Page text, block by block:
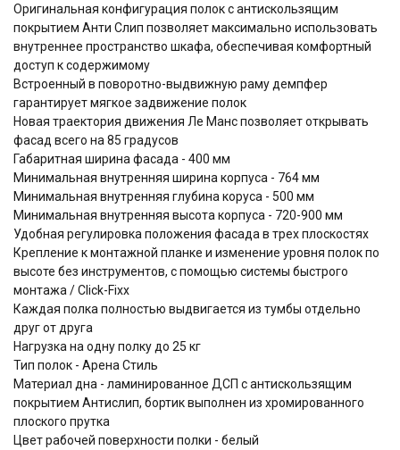
Оригинальная конфигурация полок с антискользящим
покрытием Анти Слип позволяет максимально использовать
внутреннее пространство шкафа, обеспечивая комфортный
доступ к содержимому
Встроенный в поворотно-выдвижную раму демпфер
гарантирует мягкое задвижение полок
Новая траектория движения Ле Манс позволяет открывать
фасад всего на 85 градусов
Габаритная ширина фасада - 400 мм
Минимальная внутренняя ширина корпуса - 764 мм
Минимальная внутренняя глубина коруса - 500 мм
Минимальная внутренняя высота корпуса - 720-900 мм
Удобная регулировка положения фасада в трех плоскостях
Крепление к монтажной планке и изменение уровня полок по
высоте без инструментов, с помощью системы быстрого
монтажа / Click-Fixx
Каждая полка полностью выдвигается из тумбы отдельно
друг от друга
Нагрузка на одну полку до 25 кг
Тип полок - Арена Стиль
Материал дна - ламинированное ДСП с антискользящим
покрытием Антислип, бортик выполнен из хромированного
плоского прутка
Цвет рабочей поверхности полки - белый